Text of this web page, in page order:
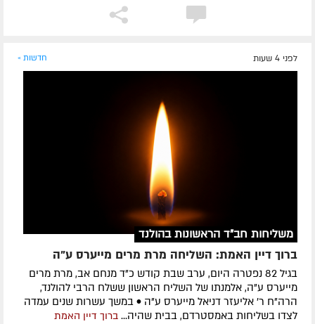
לפני 4 שעות חדשות »
משליחות חב"ד הראשונות בהולנד
ברוך דיין האמת: השליחה מרת מרים מייערס ע"ה
בגיל 82 נפטרה היום, ערב שבת קודש כ"ד מנחם אב, מרת מרים
מייערס ע"ה, אלמנתו של השליח הראשון ששלח הרבי להולנד,
הרה"ח ר' אליעזר דניאל מייערס ע"ה • במשך עשרות שנים עמדה
לצדו בשליחות באמסטרדם, בבית שהיה... ברוך דיין האמת